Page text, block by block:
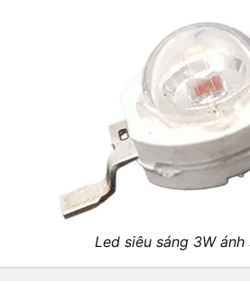
Led siêu sáng 3W ánh